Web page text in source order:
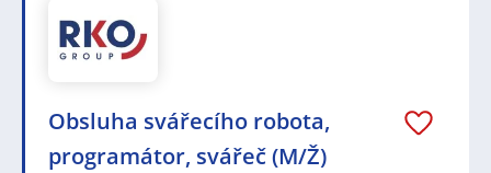
Obsluha svářecího robota,
programátor, svářeč (M/Ž)